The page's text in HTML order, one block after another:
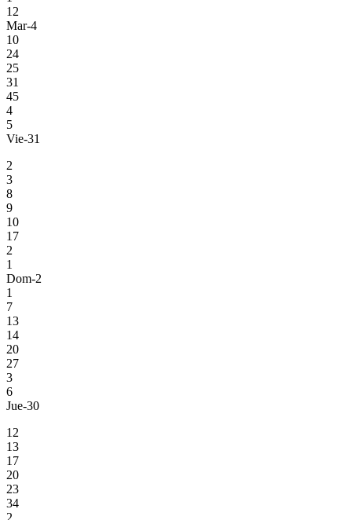
12
Mar-4
10
24
25
31
45
4
5
Vie-31
2
3
8
9
10
17
2
1
Dom-2
1
7
13
14
20
27
3
6
Jue-30
12
13
17
20
23
34
2